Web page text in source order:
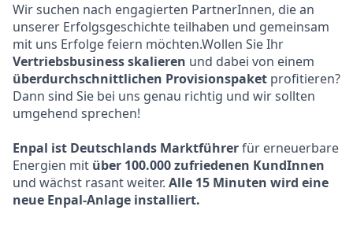
Wir suchen nach engagierten PartnerInnen, die an
unserer Erfolgsgeschichte teilhaben und gemeinsam
mit uns Erfolge feiern möchten.Wollen Sie Ihr
Vertriebsbusiness skalieren und dabei von einem
überdurchschnittlichen Provisionspaket profitieren?
Dann sind Sie bei uns genau richtig und wir sollten
umgehend sprechen!
Enpal ist Deutschlands Marktführerfür erneuerbare
Energien mit über 100.000 zufriedenen KundInnen
und wächst rasant weiter. Alle 15 Minuten wird eine
neue Enpal-Anlage installiert.